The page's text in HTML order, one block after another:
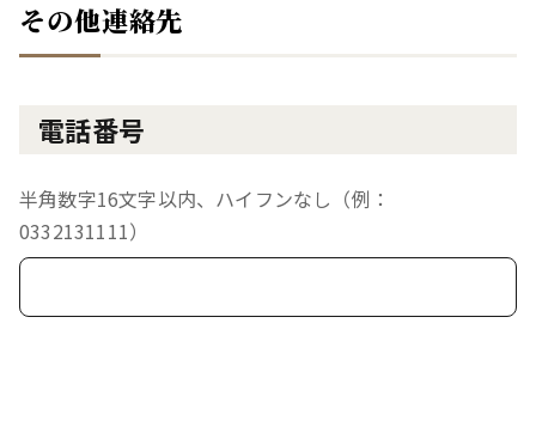
その他連絡先
電話番号
半角数字16文字以内、ハイフンなし（例：
0332131111）